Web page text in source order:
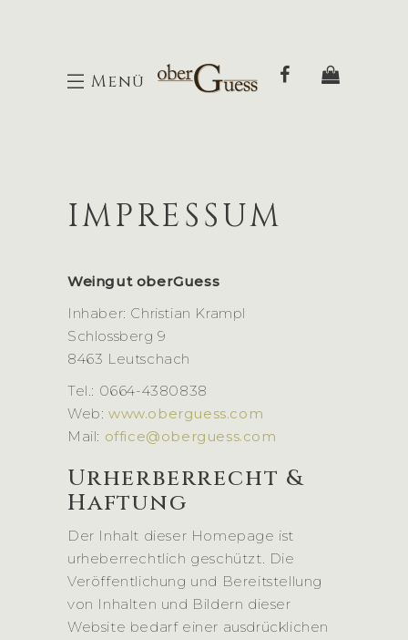
Menü
IMPRESSUM
Weingut oberGuess
Inhaber: Christian Krampl
Schlossberg 9
8463 Leutschach
Tel.: 0664-4380838
Web: www.oberguess.com
Mail: office@oberguess.com
Urherberrecht &
Haftung
Der Inhalt dieser Homepage ist
urheberrechtlich geschützt. Die
Veröffentlichung und Bereitstellung
von Inhalten und Bildern dieser
Website bedarf einer ausdrücklichen